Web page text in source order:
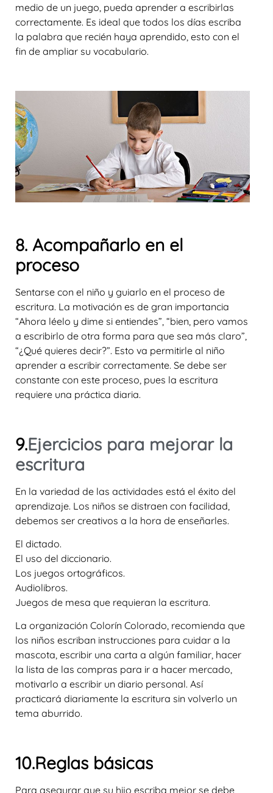
medio de un juego, pueda aprender a escribirlas
correctamente. Es ideal que todos los días escriba
la palabra que recién haya aprendido, esto con el
fin de ampliar su vocabulario.
8. Acompañarlo en el
proceso
Sentarse con el niño y guiarlo en el proceso de
escritura. La motivación es de gran importancia
“Ahora léelo y dime si entiendes”, “bien, pero vamos
a escribirlo de otra forma para que sea más claro”,
“¿Qué quieres decir?”. Esto va permitirle al niño
aprender a escribir correctamente. Se debe ser
constante con este proceso, pues la escritura
requiere una práctica diaria.
9.Ejercicios para mejorar la
escritura
En la variedad de las actividades está el éxito del
aprendizaje. Los niños se distraen con facilidad,
debemos ser creativos a la hora de enseñarles.
El dictado.
El uso del diccionario.
Los juegos ortográficos.
Audiolibros.
Juegos de mesa que requieran la escritura.
La organización Colorín Colorado, recomienda que
los niños escriban instrucciones para cuidar a la
mascota, escribir una carta a algún familiar, hacer
la lista de las compras para ir a hacer mercado,
motivarlo a escribir un diario personal. Así
practicará diariamente la escritura sin volverlo un
tema aburrido.
10.Reglas básicas
Para asegurar que su hijo escriba mejor se debe